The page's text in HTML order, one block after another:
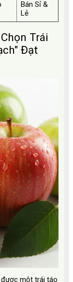
Bán Sỉ &
Lẻ
Trái
Đạt
được một trái táo